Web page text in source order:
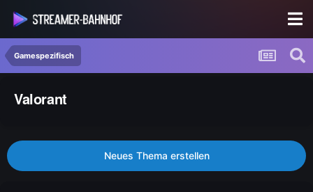
Gamespezifisch
Valorant
Neues Thema erstellen